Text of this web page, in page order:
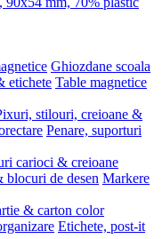
Ghiozdane scoala
etichete Table magnetice
stilouri, creioane &
Penare, suporturi
carioci & creioane
blocuri de desen Markere
& carton color
Etichete, post-it